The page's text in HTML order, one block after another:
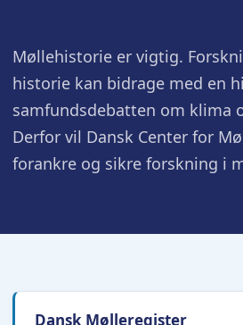
Møllehistorie er vigtig.
historie kan bidrage med en
samfundsdebatten om klima
Derfor vil Dansk Center for
forankre og sikre forskning i
Dansk Mølleregister